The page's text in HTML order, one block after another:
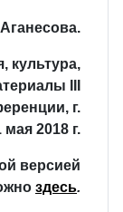
культура,
III
г.
2018 г.
версией
здесь.